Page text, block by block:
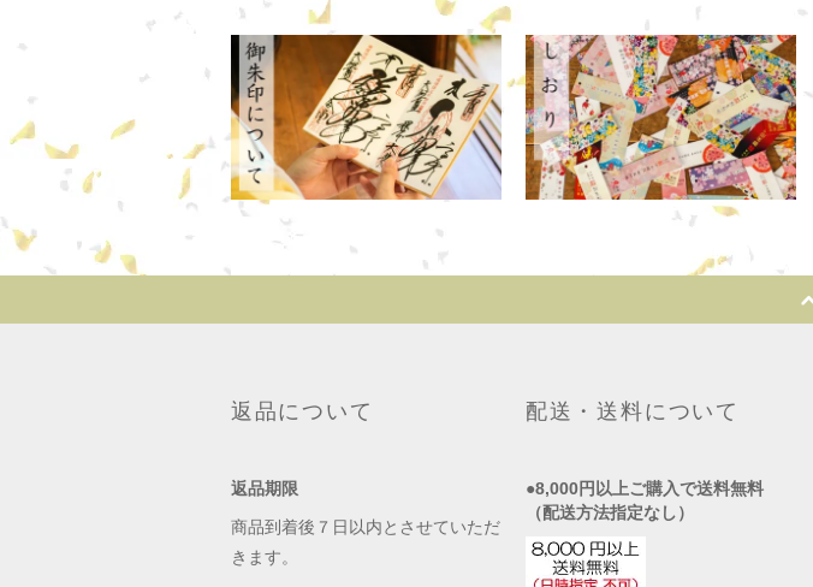
返品について
返品期限
商品到着後７日以内とさせていただ
きます。
配送・送料について
●8,000円以上ご購入で送料無料
（配送方法指定なし）